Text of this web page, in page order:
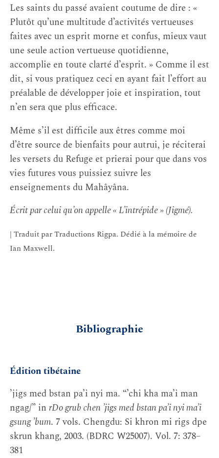
Les saints du passé avaient coutume de dire : «
Plutôt qu’une multitude d’activités vertueuses
faites avec un esprit morne et confus, mieux vaut
une seule action vertueuse quotidienne,
accomplie en toute clarté d’esprit. » Comme il est
dit, si vous pratiquez ceci en ayant fait l’effort au
préalable de développer joie et inspiration, tout
n’en sera que plus efficace.
Même s’il est difficile aux êtres comme moi
d’être source de bienfaits pour autrui, je réciterai
les versets du Refuge et prierai pour que dans vos
vies futures vous puissiez suivre les
enseignements du Mahâyâna.
Écrit par celui qu’on appelle « L’intrépide » (Jigmé).
| Traduit par Traductions Rigpa. Dédié à la mémoire de
Ian Maxwell.
Bibliographie
Édition tibétaine
’jigs med bstan pa’i nyi ma. “’chi kha ma’i man
ngag/” in rDo grub chen ’jigs med bstan pa’i nyi ma’i
gsung ’bum. 7 vols. Chengdu: Si khron mi rigs dpe
skrun khang, 2003. (BDRC W25007). Vol. 7: 378–
381